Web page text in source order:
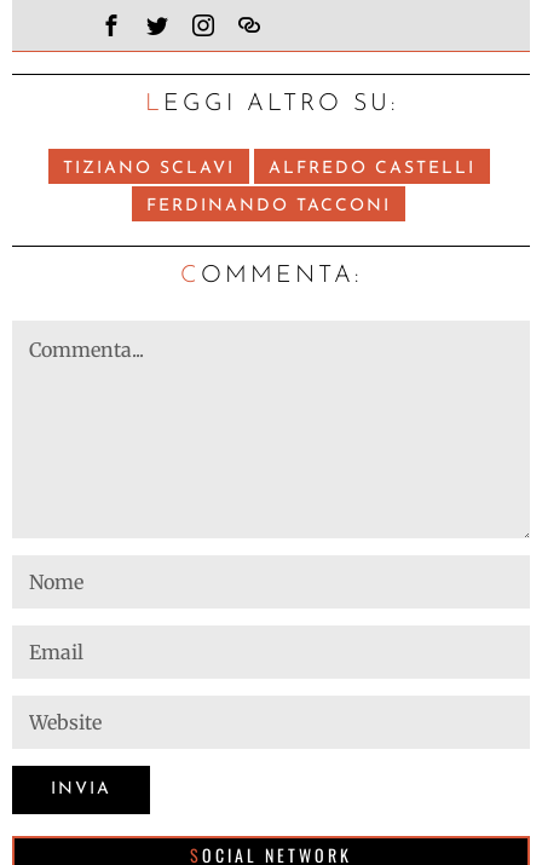
LEGGI ALTRO SU:
TIZIANO SCLAVI ALFREDO CASTELLI
FERDINANDO TACCONI
C OMMENTA:
SOCIAL NETWORK